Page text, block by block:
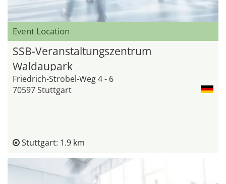
Event Location
SSB-Veranstaltungszentrum
Waldaupark
Friedrich-Strobel-Weg 4 - 6
70597 Stuttgart
Stuttgart: 1.9 km